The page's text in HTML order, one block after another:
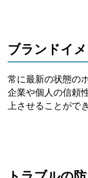
ブランドイ
常に最新の状態の
企業や個人の信頼
上させることがで